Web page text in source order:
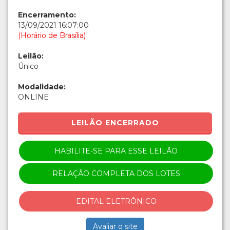
Encerramento:
13/09/2021 16:07:00
(Horário de Brasília)
Leilão:
Único
Modalidade:
ONLINE
LEILÃO ENCERRADO
HABILITE-SE PARA ESSE LEILÃO
RELAÇÃO COMPLETA DOS LOTES
EDITAL ELETRÔNICO
Avaliar o site